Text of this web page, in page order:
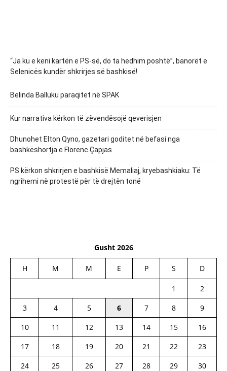
“Ja ku e keni kartën e PS-së, do ta hedhim poshtë”, banorët e
Selenicës kundër shkrirjes së bashkisë!
Belinda Balluku paraqitet në SPAK
Kur narrativa kërkon të zëvendësojë qeverisjen
Dhunohet Elton Qyno, gazetari goditet në befasi nga
bashkëshortja e Florenc Çapjas
PS kërkon shkrirjen e bashkisë Memaliaj, kryebashkiaku: Të
ngrihemi në protestë për të drejtën tonë
Gusht 2026
H M M E P S D
1
2
3
4 5 6 7 8
9
10
11 12 13 14 15
16
17
18 19 20 21 22
23
24
25 26 27 28 29
30